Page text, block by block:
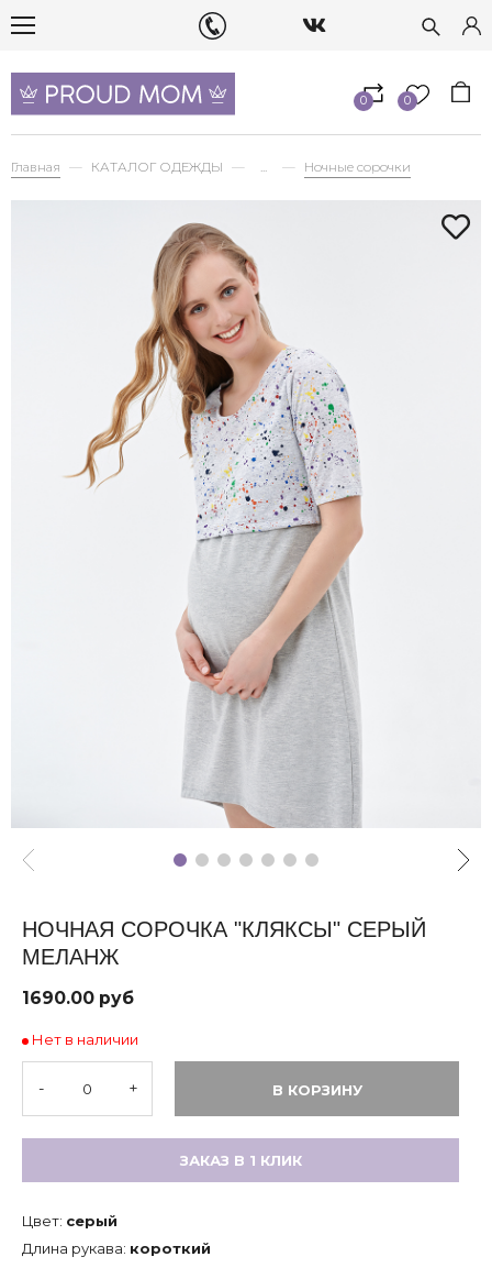
0 0
Главная КАТАЛОГ ОДЕЖДЫ ... Ночные сорочки
НОЧНАЯ СОРОЧКА "КЛЯКСЫ" СЕРЫЙ
МЕЛАНЖ
1690.00 руб
Нет в наличии
- + В КОРЗИНУ
ЗАКАЗ В 1 КЛИК
Цвет: серый
Длина рукава: короткий